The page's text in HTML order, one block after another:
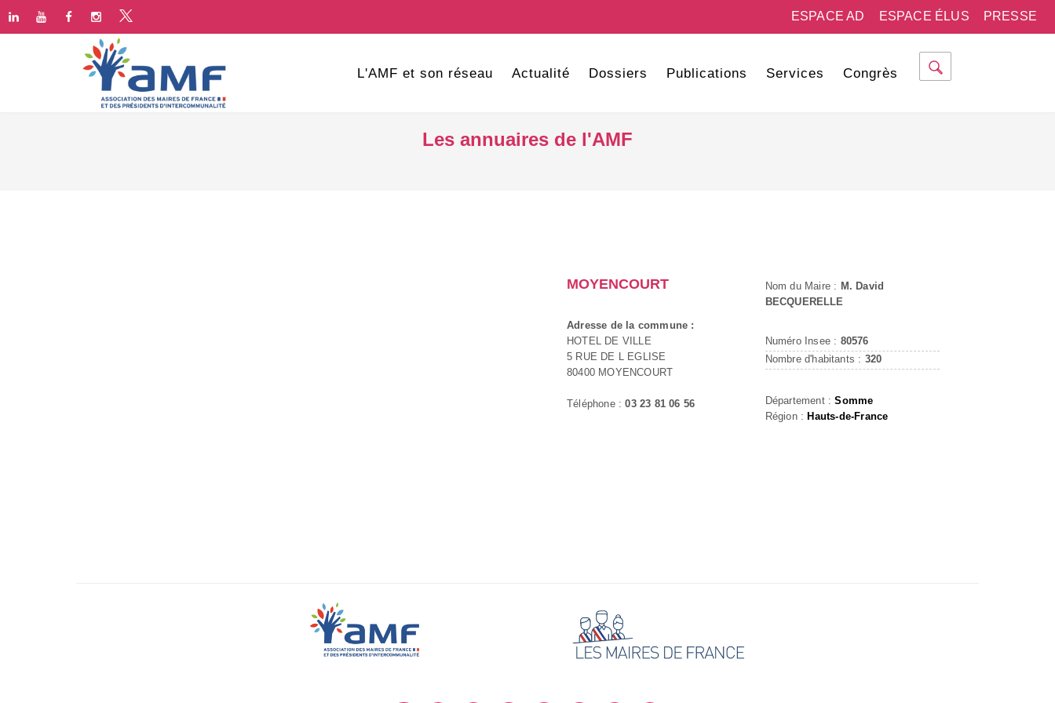
PRESSE
ESPACE ÉLUS
ESPACE AD
L'AMF et son réseau Actualité Dossiers Publications Services Congrès
Les annuaires de l'AMF
MOYENCOURT
Adresse de la commune :
HOTEL DE VILLE
5 RUE DE L EGLISE
80400 MOYENCOURT
Téléphone :03 23 81 06 56
Nom du Maire : M. David
BECQUERELLE
Numéro Insee : 80576
Nombre d'habitants : 320
Département :Somme
Région : Hauts-de-France